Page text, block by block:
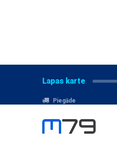
Lapas karte
Piegāde
Akcijas